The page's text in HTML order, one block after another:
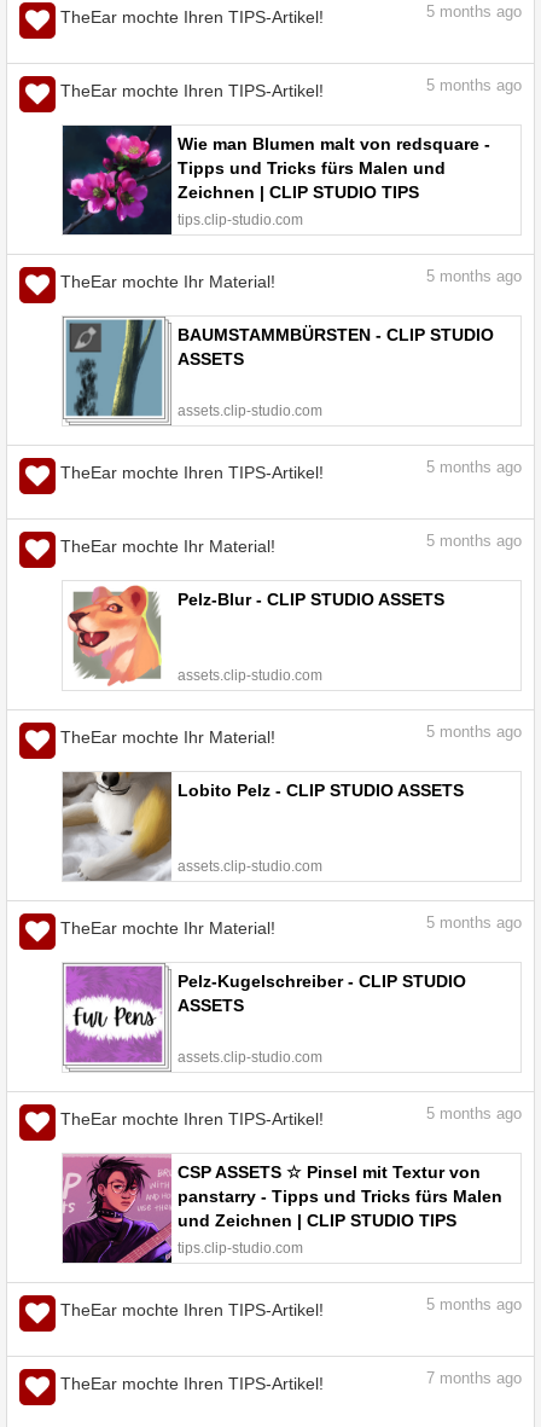
TheEar mochte Ihren TIPS-Artikel! 5 months ago
„Landschaften, Szenerien und mehr
malen“ #5: Hauttöne und Farben
effizient - Tipps und Tricks fürs Malen
und Zeichnen | CLIP STUDIO TIPS
tips.clip-studio.com
TheEar mochte Ihren TIPS-Artikel!
Wie man Blumen malt von redsquare -
Tipps und Tricks fürs Malen und
tips.clip-studio.com
TheEar mochte Ihr Material!
BAUMSTAMMBÜRSTEN - CLIP STUDIO
ASSETS
TheEar mochte Ihren TIPS-Artikel! 5 months ago
zeichnet?“ #1: Male BÄUME ohne Angst
EINFACH - Tipps und Tricks fürs Malen
und Zeichnen | CLIP STUDIO TIPS
TheEar mochte Ihr Material! 5 months ago
TheEar mochte Ihr Material! 5 months ago
TheEar mochte Ihr Material! 5 months ago
Pelz-Kugelschreiber - CLIP STUDIO
ASSETS
TheEar mochte Ihren TIPS-Artikel!